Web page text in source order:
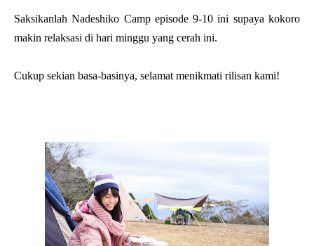
Saksikanlah Nadeshiko Camp episode 9-10 ini supaya kokoro
makin relaksasi di hari minggu yang cerah ini.
Cukup sekian basa-basinya, selamat menikmati rilisan kami!